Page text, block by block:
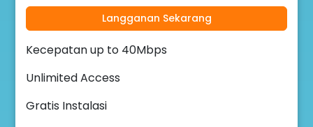
Langganan Sekarang
Kecepatan up to 40Mbps
Unlimited Access
Gratis Instalasi